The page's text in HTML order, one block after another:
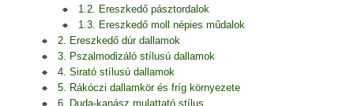
1.2. Ereszkedő pásztordalok
1.3. Ereszkedő moll népies műdalok
2. Ereszkedő dúr dallamok
3. Pszalmodizáló stílusú dallamok
4. Sirató stílusú dallamok
5. Rákóczi dallamkör és fríg környezete
6. Duda-kanász mulattató stílus